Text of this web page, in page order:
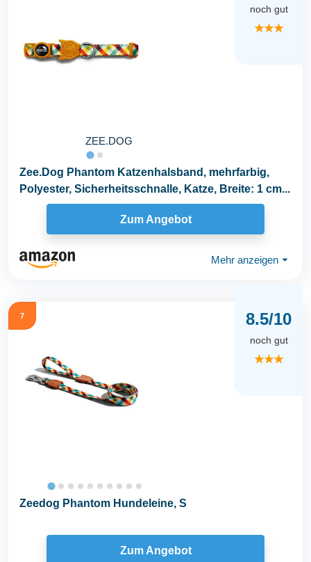
ZEE.DOG
noch gut
★★★
Zee.Dog Phantom Katzenhalsband, mehrfarbig,
Polyester, Sicherheitsschnalle, Katze, Breite: 1 cm...
Zum Angebot
Mehr anzeigen ⏷
7 8.5/10
noch gut
★★★
Zeedog Phantom Hundeleine, S
Zum Angebot